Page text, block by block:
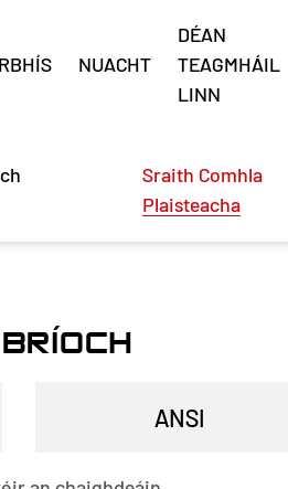
NUACHT
DÉAN
TEAGMHÁIL
LINN
Sraith Comhla
Plaisteacha